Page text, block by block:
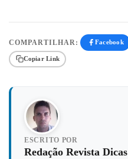
COMPARTILHAR: Facebook
Copiar Link
ESCRITO POR
Redação Revista Dicas